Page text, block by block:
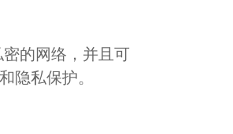
的网络，并且可
隐私保护。